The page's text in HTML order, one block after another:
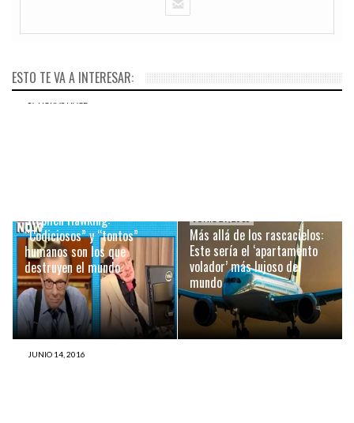
ESTO TE VA A INTERESAR: JULIO 8, 2016
Stephen Hawking:
“Codiciosos” y “tontos”
humanos son los que
destruyen el mundo
Más allá de los rascacielos:
Este sería el ‘apartamento
volador’ más lujoso del
mundo
JUNIO 14, 2016